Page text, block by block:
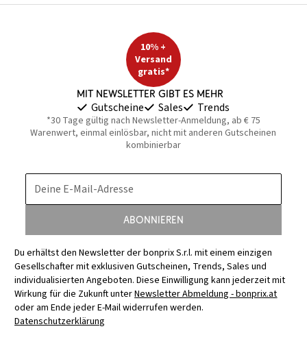
10% +
Versand
gratis*
Mit Newsletter gibt es mehr
Gutscheine Sales Trends
*30 Tage gültig nach Newsletter-Anmeldung, ab € 75
Warenwert, einmal einlösbar, nicht mit anderen Gutscheinen
kombinierbar
Deine E-Mail-Adresse
Abonnieren
Du erhältst den Newsletter der bonprix S.r.l. mit einem einzigen
Gesellschafter mit exklusiven Gutscheinen, Trends, Sales und
individualisierten Angeboten. Diese Einwilligung kann jederzeit mit
Wirkung für die Zukunft unterNewsletter Abmeldung - bonprix.at
oder am Ende jeder E-Mail widerrufen werden.
Datenschutzerklärung